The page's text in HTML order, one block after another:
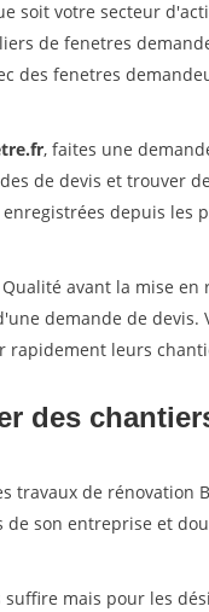
soit votre secteur
de fenetres
des fenetres
, faites une
de devis et trouver
depuis les
avant la mise en
demande de devis.
rapidement leurs
des
travaux de rénovation
son entreprise et
mais pour les